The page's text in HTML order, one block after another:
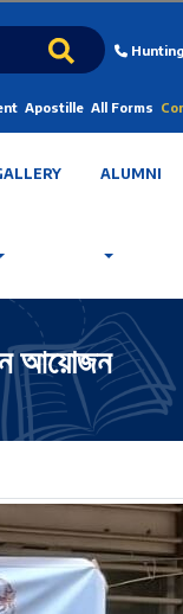
Apostille All Forms
ALUMNI
আয়োজন